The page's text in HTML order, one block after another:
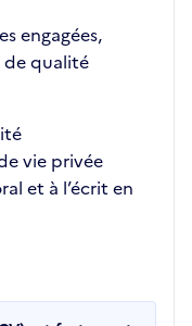
engagées,
de qualité
vie privée
et à l’écrit en